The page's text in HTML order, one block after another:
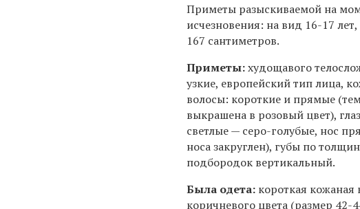
Приметы разыскиваемой на
исчезновения: на вид 16-17 лет,
167 сантиметров.
Приметы:худощавого
узкие, европейский тип лица,
волосы: короткие и прямые
выкрашена в розовый цвет),
светлые — серо-голубые, нос
носа закруглен), губы по
подбородок вертикальный.
Была одета: короткая кожаная
коричневого цвета (размер 42-